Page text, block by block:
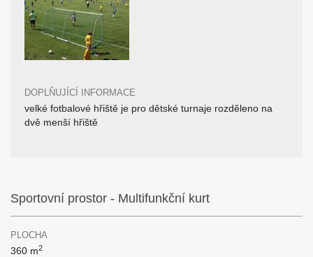
DOPLŇUJÍCÍ INFORMACE
velké fotbalové hřiště je pro dětské turnaje rozděleno na
dvě menší hřiště
Sportovní prostor - Multifunkční kurt
PLOCHA
360 m2